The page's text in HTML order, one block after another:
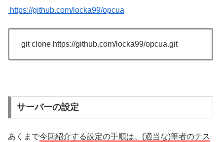
https://github.com/locka99/opcua
git clone https://github.com/locka99/opcua.git
サーバーの設定
あくまで今回紹介する設定の手順は、(適当な)筆者のテス